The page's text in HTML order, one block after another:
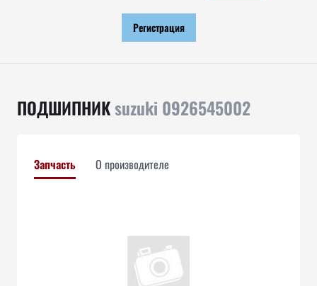
Регистрация
ПОДШИПНИКsuzuki 0926545002
Запчасть О производителе